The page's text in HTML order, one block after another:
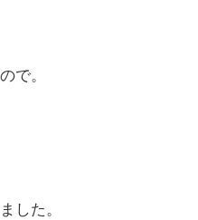
で。
した。